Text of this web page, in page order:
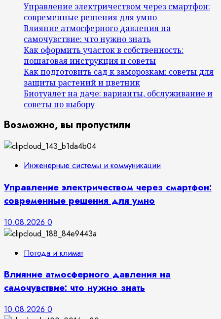
Управление электричеством через смартфон:
современные решения для умно
Влияние атмосферного давления на
самочувствие: что нужно знать
Как оформить участок в собственность:
пошаговая инструкция и советы
Как подготовить сад к заморозкам: советы для
защиты растений и цветник
Биотуалет на даче: варианты, обслуживание и
советы по выбору
Возможно, вы пропустили
Инженерные системы и коммуникации
Управление электричеством через смартфон:
современные решения для умно
10.08.2026 0
Погода и климат
Влияние атмосферного давления на
самочувствие: что нужно знать
10.08.2026 0